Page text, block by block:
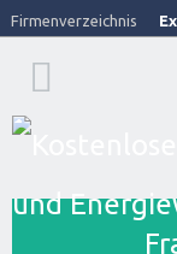
Firmenverzeichnis